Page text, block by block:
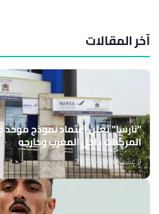
آخر المقالات
"نارسا" تعلن اعتماد نموذج
المركبات داخل المغرب وخارجه
9 غشت 2026 - 23:23